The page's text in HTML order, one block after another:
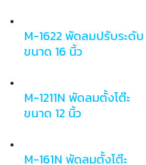
M-1622 พัดลมปรับระดับ
ขนาด 16 นิ้ว
M-1211N พัดลมตั้งโต๊ะ
ขนาด 12 นิ้ว
M-161N พัดลมตั้งโต๊ะ